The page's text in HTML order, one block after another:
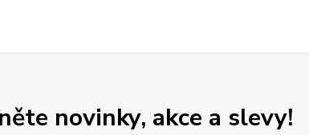
novinky, akce a slevy!